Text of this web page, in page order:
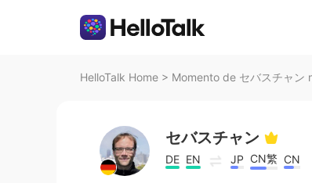
HelloTalk Home > Momento de セバスチャン
セバスチャン
DE EN JP CN繁 CN